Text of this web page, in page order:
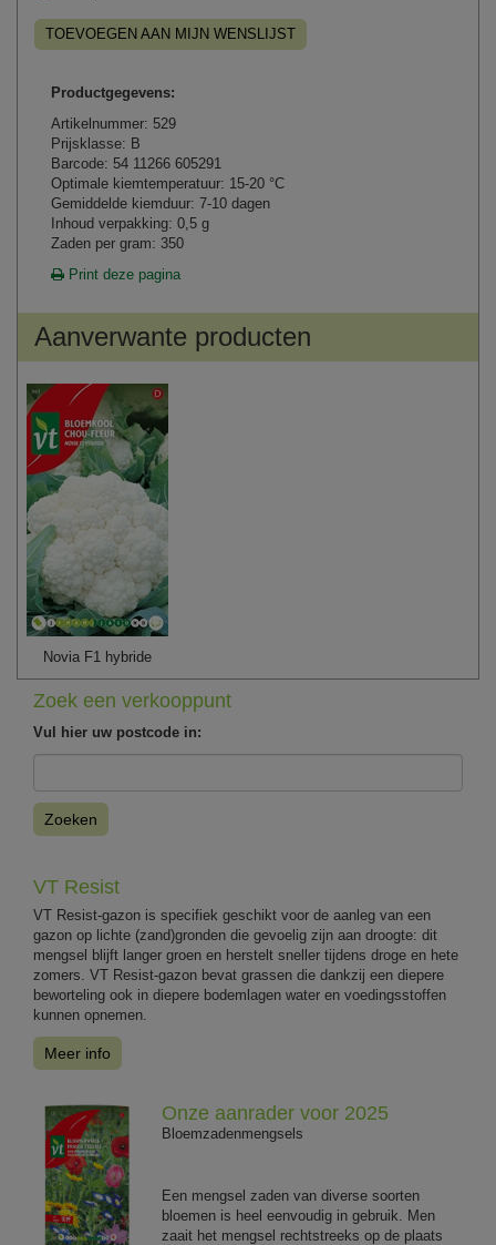
TOEVOEGEN AAN MIJN WENSLIJST
Productgegevens:
Artikelnummer: 529
Prijsklasse: B
Barcode: 54 11266 605291
Optimale kiemtemperatuur: 15-20 °C
Gemiddelde kiemduur: 7-10 dagen
Inhoud verpakking: 0,5 g
Zaden per gram: 350
Print deze pagina
Aanverwante producten
Novia F1 hybride
Zoek een verkooppunt
Vul hier uw postcode in:
Zoeken
VT Resist
VT Resist-gazon is specifiek geschikt voor de aanleg van een
gazon op lichte (zand)gronden die gevoelig zijn aan droogte: dit
mengsel blijft langer groen en herstelt sneller tijdens droge en hete
zomers. VT Resist-gazon bevat grassen die dankzij een diepere
beworteling ook in diepere bodemlagen water en voedingsstoffen
kunnen opnemen.
Meer info
Onze aanrader voor 2025
Bloemzadenmengsels
Een mengsel zaden van diverse soorten
bloemen is heel eenvoudig in gebruik. Men
zaait het mengsel rechtstreeks op de plaats